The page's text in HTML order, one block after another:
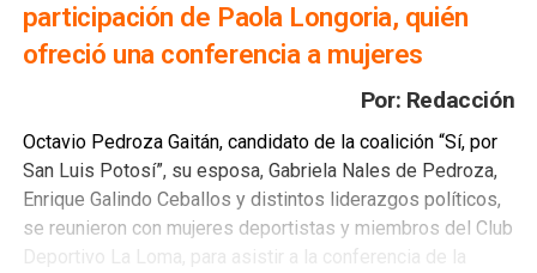
participación de Paola Longoria, quién
ofreció una conferencia a mujeres
Por: Redacción
Octavio Pedroza Gaitán, candidato de la coalición “Sí, por
San Luis Potosí”, su esposa, Gabriela Nales de Pedroza,
Enrique Galindo Ceballos y distintos liderazgos políticos,
se reunieron con mujeres deportistas y miembros del Club
Deportivo La Loma, para asistir a la conferencia de la